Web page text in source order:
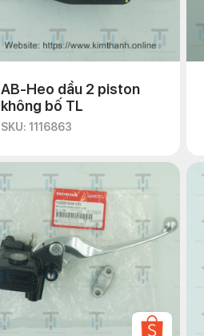
AB-Heo dầu 2 piston
không bố TL
SKU: 1116863